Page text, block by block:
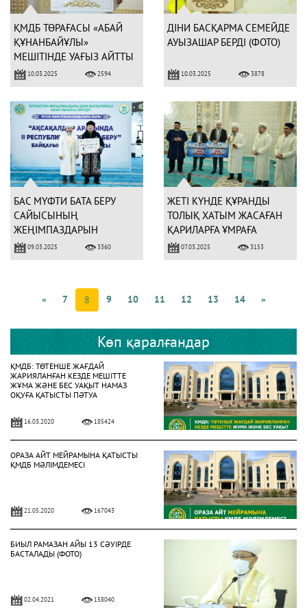
ҚМДБ ТӨРАҒАСЫ «АБАЙ
ҚҰНАНБАЙҰЛЫ»
МЕШІТІНДЕ УАҒЫЗ АЙТТЫ
10.03.2025 2594
ДІНИ БАСҚАРМА СЕМЕЙДЕ
АУЫЗАШАР БЕРДІ (ФОТО)
10.03.2025 3878
БАС МҮФТИ БАТА БЕРУ
САЙЫСЫНЫҢ
ЖЕҢІМПАЗДАРЫН
МАРАПАТТАДЫ (ФОТО)
09.03.2025 3360
ЖЕТІ КҮНДЕ ҚҰРАНДЫ
ТОЛЫҚ ХАТЫМ ЖАСАҒАН
ҚАРИЛАРҒА ҰМРАҒА
ЖОЛДАМА БЕРІЛДІ
07.03.2025 3153
« 7 8 9 10 11 12 13 14 »
Көп қаралғандар
ҚМДБ: ТӨТЕНШЕ ЖАҒДАЙ
ЖАРИЯЛАНҒАН КЕЗДЕ МЕШІТТЕ
ЖҰМА ЖӘНЕ БЕС УАҚЫТ НАМАЗ
ОҚУҒА ҚАТЫСТЫ ПӘТУА
16.03.2020 185424
ОРАЗА АЙТ МЕЙРАМЫНА ҚАТЫСТЫ
ҚМДБ МӘЛІМДЕМЕСІ
21.05.2020 167043
БИЫЛ РАМАЗАН АЙЫ 13 СӘУІРДЕ
БАСТАЛАДЫ (ФОТО)
02.04.2021 158040